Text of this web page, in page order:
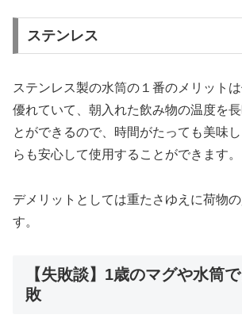
ステンレス
ステンレス製の水筒の１番のメリット
優れていて、朝入れた飲み物の温度を
とができるので、時間がたっても美味
らも安心して使用することができます。
デメリットとしては重たさゆえに荷物
す。
【失敗談】1歳のマグや水筒
敗